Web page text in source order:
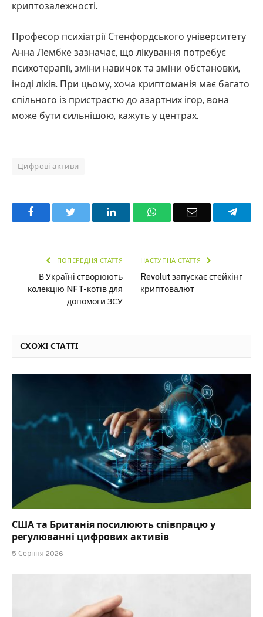
криптозалежності.
Професор психіатрії Стенфордського університету
Анна Лембке зазначає, що лікування потребує
психотерапії, зміни навичок та зміни обстановки,
іноді ліків. При цьому, хоча криптоманія має багато
спільного із пристрастю до азартних ігор, вона
може бути сильнішою, кажуть у центрах.
Цифрові активи
Facebook LinkedInWhatsAppEmail
ПОПЕРЕДНЯ СТАТТЯ
В Україні створюють
колекцію NFT-котів для
допомоги ЗСУ
НАСТУПНА СТАТТЯ
Revolut запускає стейкінг
криптовалют
СХОЖІ СТАТТІ
США та Британія посилюють співпрацю у
регулюванні цифрових активів
5 Серпня 2026